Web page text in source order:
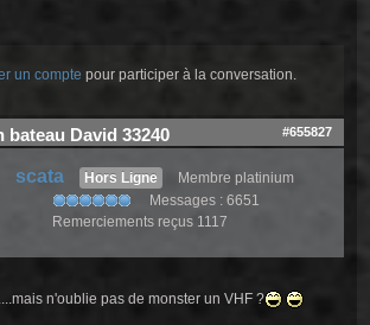
un compte pour participer à la conversation.
bateau David 33240 #655827
scata Hors Ligne
Membre platinium
Messages : 6651
Remerciements reçus 1117
n'oublie pas de monster un VHF ?